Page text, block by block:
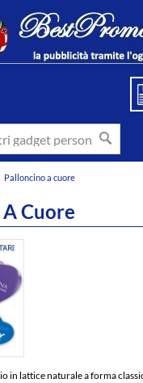
Palloncino a cuore
Cuore
in lattice naturale a forma